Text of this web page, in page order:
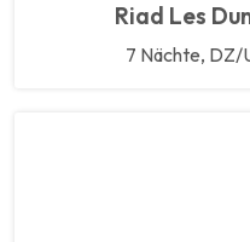
Riad Les
7 Nächte, DZ/